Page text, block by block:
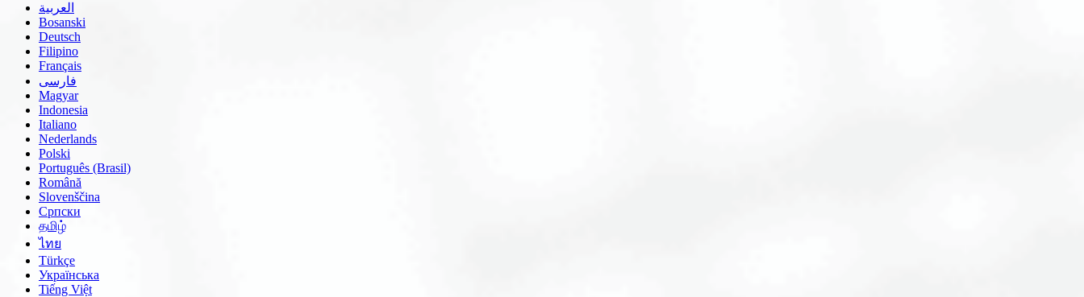
العربية
Bosanski
Deutsch
Filipino
Français
فارسی
Magyar
Indonesia
Italiano
Nederlands
Polski
Português (Brasil)
Română
Slovenščina
Српски
தமிழ்
ไทย
Türkçe
Українська
Tiếng Việt